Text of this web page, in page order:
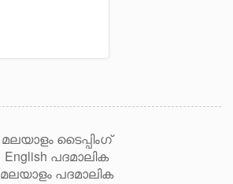
മലയാളം ടൈപ്പിംഗ്
English പദമാലിക
മലയാളം പദമാലിക